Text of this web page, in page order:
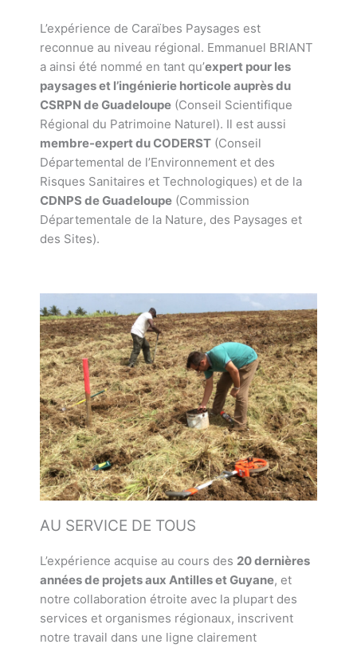
L’expérience de Caraïbes Paysages est
reconnue au niveau régional. Emmanuel BRIANT
a ainsi été nommé en tant qu’expert pour les
paysages et l’ingénierie horticole auprès du
CSRPN de Guadeloupe (Conseil Scientifique
Régional du Patrimoine Naturel). Il est aussi
membre-expert du CODERST (Conseil
Départemental de l’Environnement et des
Risques Sanitaires et Technologiques) et de la
CDNPS de Guadeloupe (Commission
Départementale de la Nature, des Paysages et
des Sites).
AU SERVICE DE TOUS
L’expérience acquise au cours des 20 dernières
années de projets aux Antilles et Guyane, et
notre collaboration étroite avec la plupart des
services et organismes régionaux, inscrivent
notre travail dans une ligne clairement